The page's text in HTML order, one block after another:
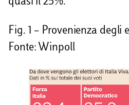
Fig. 1 – Provenienza degli
Fonte: Winpoll